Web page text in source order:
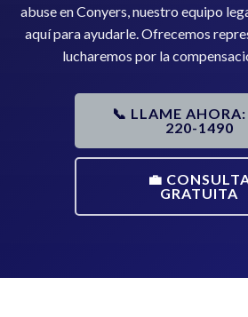
abuse en Conyers, nuestro equipo
aquí para ayudarle. Ofrecemos
lucharemos por la
📞 LLAME
220-1490
💼
GRATUITA